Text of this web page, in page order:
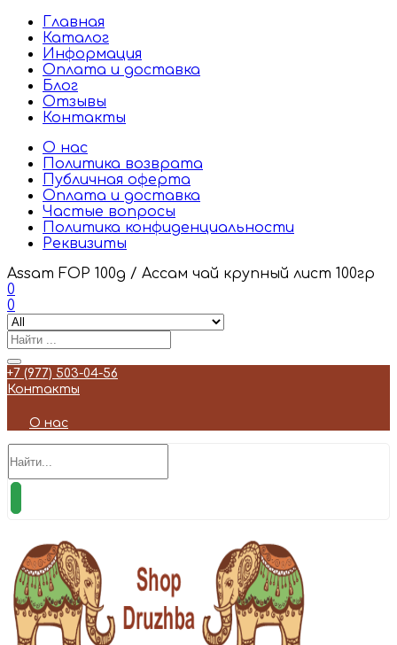
Главная
Каталог
Информация
Оплата и доставка
Блог
Отзывы
Контакты
О нас
Политика возврата
Публичная оферта
Оплата и доставка
Частые вопросы
Политика конфиденциальности
Реквизиты
Assam FOP 100g / Ассам чай крупный лист 100гр
0
0
+7 (977) 503-04-56
Контакты
О нас